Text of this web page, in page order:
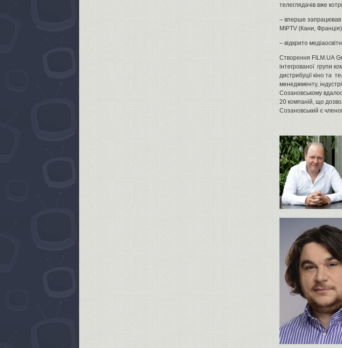
телеглядачів вже
– вперше запрацював
MIPTV (Кани,
– відкрито
Створення FILM.UA
інтегрованої групи
дистрибуції кіно та
менеджменту,
Созановському
20 компаній, що
Созановський є